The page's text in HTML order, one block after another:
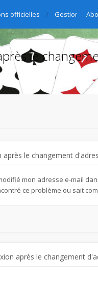
officielles Gestion des
le
le changement
mon adresse e-mail
ce problème ou sait
après le changement